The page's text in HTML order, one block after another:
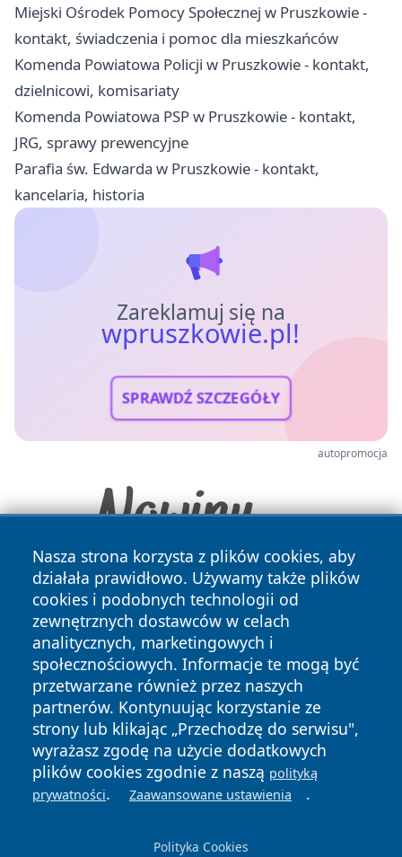
Miejski Ośrodek Pomocy Społecznej w Pruszkowie -
kontakt, świadczenia i pomoc dla mieszkańców
Komenda Powiatowa Policji w Pruszkowie - kontakt,
dzielnicowi, komisariaty
Komenda Powiatowa PSP w Pruszkowie - kontakt,
JRG, sprawy prewencyjne
Parafia św. Edwarda w Pruszkowie - kontakt,
kancelaria, historia
Zareklamuj się na
wpruszkowie.pl!
SPRAWDŹ SZCZEGÓŁY
autopromocja
Nasza strona korzysta z plików cookies, aby
działała prawidłowo. Używamy także plików
cookies i podobnych technologii od
zewnętrznych dostawców w celach
analitycznych, marketingowych i
społecznościowych. Informacje te mogą być
przetwarzane również przez naszych
partnerów. Kontynuując korzystanie ze
strony lub klikając „Przechodzę do serwisu",
wyrażasz zgodę na użycie dodatkowych
plików cookies zgodnie z naszą polityką
prywatności. Zaawansowane ustawienia .
Polityka Cookies
Copyright © 2026 wpruszkowie.pl Wszystkie prawa
zastrzeżone.
News Autorzy
Polityka
Prywatności
Polityka
Cookies